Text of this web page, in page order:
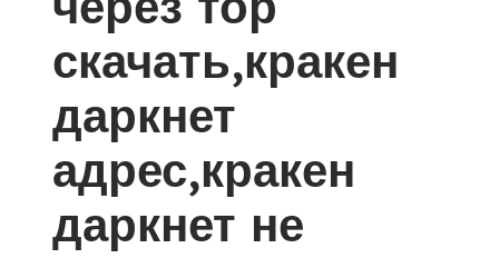
скачать,кракен
даркнет
адрес,кракен
даркнет не